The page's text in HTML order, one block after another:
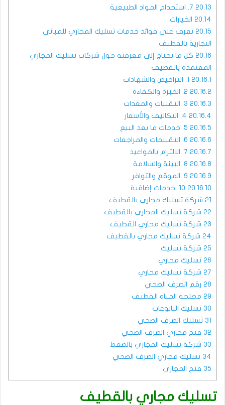
20.13
20.14 الخيارات:
20.15 تعرف على فوائد خدمات تسليك المجاري للمباني
التجارية بالقطيف
20.16 كل ما تحتاج إلى معرفته حول شركات تسليك المجاري
المعتمدة بالقطيف
20.16.1
20.16.2
20.16.3
20.16.4
20.16.5
20.16.6
20.16.7
20.16.8
20.16.9
20.16.10
21 شركة تسليك مجاري بالقطيف
22 شركة تسليك المجاري بالقطيف
23 شركة تسليك مجاري القطيف
24 شركة تسليك مجاري بالقطيف
25 شركة تسليك
26 تسليك مجاري
27 شركة تسليك مجاري
28 رقم الصرف الصحي
29 مصلحة المياه القطيف
30 تسليك البالوعات
31 تسليك الصرف الصحي
32 فتح مجاري الصرف الصحي
33 شركة تسليك المجاري بالضغط
34 تسليك مجاري الصرف الصحي
35 فتح المجاري
تسليك مجاري بالقطيف